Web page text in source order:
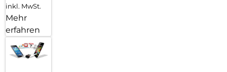
inkl. MwSt.
Mehr
erfahren